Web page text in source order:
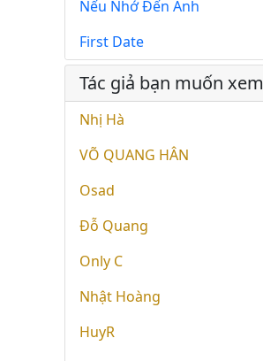
Nếu Nhớ Đến Anh
First Date
Tác giả bạn muốn xem
Nhị Hà
VÕ QUANG HÂN
Osad
Đỗ Quang
Only C
Nhật Hoàng
HuyR